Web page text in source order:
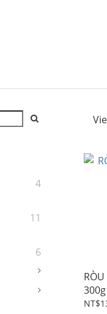
4
11
6
300g